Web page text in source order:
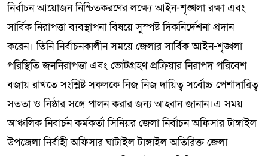
নির্বাচন আয়োজন নিশ্চিতকরণের লক্ষ্যে আইন-শৃঙ্খলা রক্ষা এবং
সার্বিক নিরাপত্তা ব্যবস্থাপনা বিষয়ে সুস্পষ্ট দিকনির্দেশনা প্রদান
করেন। তিনি নির্বাচনকালীন সময়ে জেলার সার্বিক আইন-শৃঙ্খলা
পরিস্থিতি জননিরাপত্তা এবং ভোটগ্রহণ প্রক্রিয়ার নিরাপদ পরিবেশ
বজায় রাখতে সংশ্লিষ্ট সকলকে নিজ নিজ দায়িত্ব সর্বোচ্চ পেশাদারিত্ব
সততা ও নিষ্ঠার সঙ্গে পালন করার জন্য আহ্বান জানান।এ সময়
আঞ্চলিক নিবার্চন কর্মকর্তা সিনিয়র জেলা নির্বাচন অফিসার টাঙ্গাইল
উপজেলা নির্বাহী অফিসার ঘাটাইল টাঙ্গাইল অতিরিক্ত জেলা